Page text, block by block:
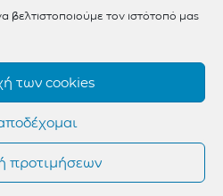
βελτιστοποιούμε τον ιστότοπό μας
των cookies
προτιμήσεων